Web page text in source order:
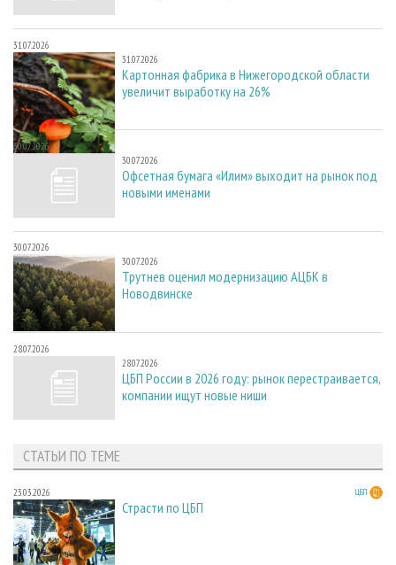
31.07.2026
31.07.2026
Картонная фабрика в Нижегородской области
увеличит выработку на 26%
30.07.2026
30.07.2026
Офсетная бумага «Илим» выходит на рынок под
новыми именами
30.07.2026
30.07.2026
Трутнев оценил модернизацию АЦБК в
Новодвинске
28.07.2026
28.07.2026
ЦБП России в 2026 году: рынок перестраивается,
компании ищут новые ниши
СТАТЬИ ПО ТЕМЕ
23.03.2026 ЦБП
Страсти по ЦБП